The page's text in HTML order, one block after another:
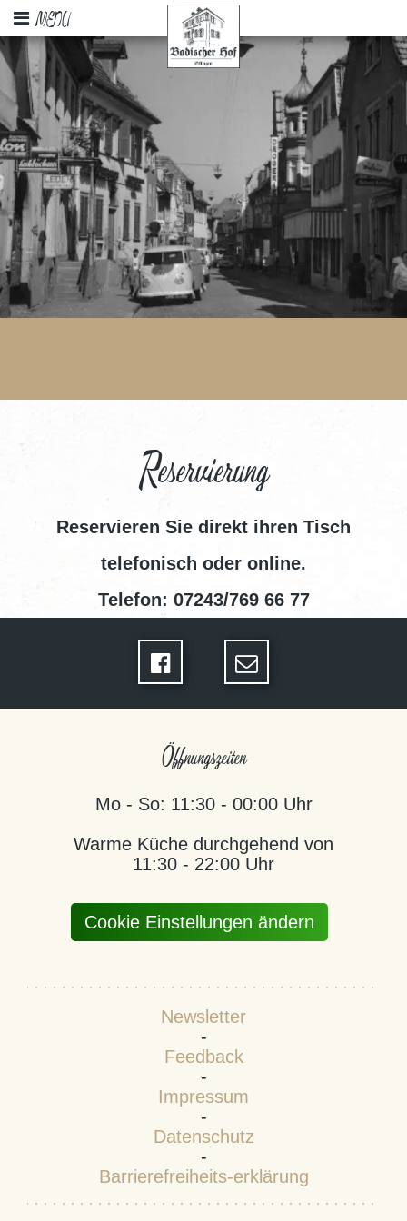
Reservierung
Reservieren Sie direkt ihren Tisch
telefonisch oder online.
Telefon: 07243/769 66 77
Öffnungszeiten
Mo - So: 11:30 - 00:00 Uhr
Warme Küche durchgehend von
11:30 - 22:00 Uhr
Cookie Einstellungen ändern
Newsletter
-
Feedback
-
Impressum
-
Datenschutz
-
Barrierefreiheits-erklärung